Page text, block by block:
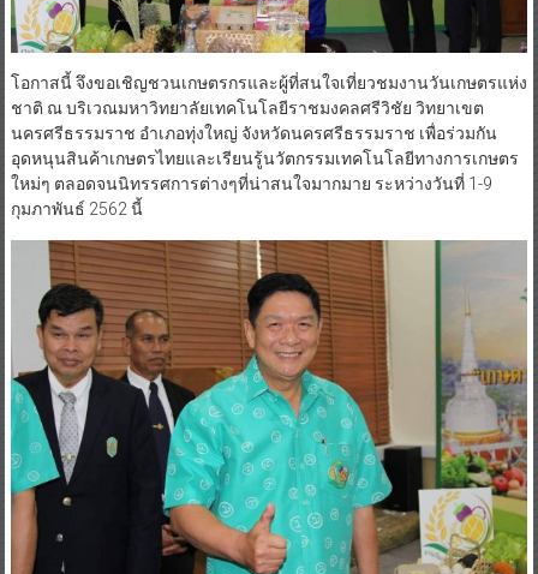
โอกาสนี้ จึงขอเชิญชวนเกษตรกรและผู้ที่สนใจเที่ยวชมงานวันเกษตรแห่ง
ชาติ ณ บริเวณมหาวิทยาลัยเทคโนโลยีราชมงคลศรีวิชัย วิทยาเขต
นครศรีธรรมราช อำเภอทุ่งใหญ่ จังหวัดนครศรีธรรมราช เพื่อร่วมกัน
อุดหนุนสินค้าเกษตรไทยและเรียนรู้นวัตกรรมเทคโนโลยีทางการเกษตร
ใหม่ๆ ตลอดจนนิทรรศการต่างๆที่น่าสนใจมากมาย ระหว่างวันที่ 1-9
กุมภาพันธ์ 2562 นี้